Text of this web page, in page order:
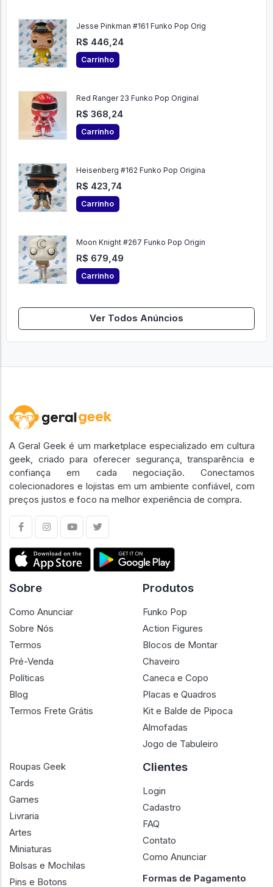
Jesse Pinkman #161 Funko Pop Orig
R$ 446,24
Carrinho
Red Ranger 23 Funko Pop Original
R$ 368,24
Carrinho
Heisenberg #162 Funko Pop Origina
R$ 423,74
Carrinho
Moon Knight #267 Funko Pop Origin
R$ 679,49
Carrinho
Ver Todos Anúncios
A Geral Geek é um marketplace especializado em cultura
geek, criado para oferecer segurança, transparência e
confiança em cada negociação. Conectamos
colecionadores e lojistas em um ambiente confiável, com
preços justos e foco na melhor experiência de compra.
Sobre
Como Anunciar
Sobre Nós
Termos
Pré-Venda
Políticas
Blog
Termos Frete Grátis
Produtos
Funko Pop
Action Figures
Blocos de Montar
Chaveiro
Caneca e Copo
Placas e Quadros
Kit e Balde de Pipoca
Almofadas
Jogo de Tabuleiro
Roupas Geek
Cards
Games
Livraria
Artes
Miniaturas
Bolsas e Mochilas
Pins e Botons
Clientes
Login
Cadastro
FAQ
Contato
Como Anunciar
Formas de Pagamento